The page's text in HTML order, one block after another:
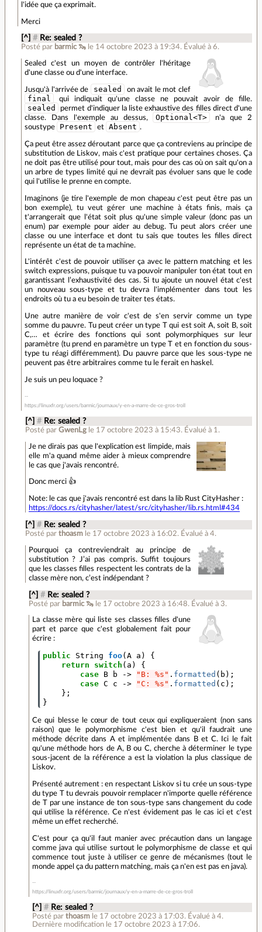
l'idée que ça exprimait.
Merci
[^] # Re: sealed ?
Posté par barmic 🦦 le 14 octobre 2023 à 19:34. Évalué à6.
Sealed c'est un moyen de contrôler l'héritage
d'une classe ou d'une interface.
Jusqu'à l'arrivée de sealed on avait le mot clef
final qui indiquait qu'une classe ne pouvait avoir de fille.
sealed
permet d'indiquer la liste exhaustive des filles direct d'une
classe. Dans l'exemple au dessus,
Optional<T>
n'a que 2
soustype
Present et Absent .
Ça peut être assez déroutant parce que ça contreviens au principe de
substitution de Liskov, mais c'est pratique pour certaines choses. Ça
ne doit pas être utilisé pour tout, mais pour des cas où on sait qu'on a
un arbre de types limité qui ne devrait pas évoluer sans que le code
qui l'utilise le prenne en compte.
Imaginons (je tire l'exemple de mon chapeau c'est peut être pas un
bon exemple), tu veut gérer une machine à états finis, mais ça
t'arrangerait que l'état soit plus qu'une simple valeur (donc pas un
enum) par exemple pour aider au debug. Tu peut alors créer une
classe ou une interface et dont tu sais que toutes les filles direct
représente un état de ta machine.
L'intérêt c'est de pouvoir utiliser ça avec le pattern matching et les
switch expressions, puisque tu va pouvoir manipuler ton état tout en
garantissant l’exhaustivité des cas. Si tu ajoute un nouvel état c'est
un nouveau sous-type et tu devra l'implémenter dans tout les
endroits où tu a eu besoin de traiter tes états.
Une autre manière de voir c'est de s'en servir comme un type
somme du pauvre. Tu peut créer un type T qui est soit A, soit B, soit
C,… et écrire des fonctions qui sont polymorphiques sur leur
paramètre (tu prend en paramètre un type T et en fonction du sous-
type tu réagi différemment). Du pauvre parce que les sous-type ne
peuvent pas être arbitraires comme tu le ferait en haskel.
Je suis un peu loquace ?
https://linuxfr.org/users/barmic/journaux/y-en-a-marre-de-ce-gros-troll
[^] # Re: sealed ?
Posté par GwenLg le 17 octobre 2023 à 15:43. Évalué à 1 .
Je ne dirais pas que l'explication est limpide, mais
elle m'a quand même aider à mieux comprendre
le cas que j'avais rencontré.
Donc merci 👍
Note: le cas que j'avais rencontré est dans la lib Rust CityHasher :
https://docs.rs/cityhasher/latest/src/cityhasher/lib.rs.html#434
[^] # Re: sealed ?
Posté par thoasm le 17 octobre 2023 à 16:02. Évalué à 4.
Pourquoi ça contreviendrait au principe de
substitution ? J’ai pas compris. Suffit toujours
que les classes filles respectent les contrats de la
classe mère non, c’est indépendant ?
[^] # Re: sealed ?
Posté par barmic 🦦 le 17 octobre 2023 à 16:48. Évalué à 3.
La classe mère qui liste ses classes filles d'une
part et parce que c'est globalement fait pour
écrire :
public String foo( A a )
{
return
switch ( a )
{
case
B b -> "B: %s" . formatted ( b );
case C c -> "C: %s" . formatted ( c );
};
}
Ce qui blesse le cœur de tout ceux qui expliqueraient (non sans
raison) que le polymorphisme c'est bien et qu'il faudrait une
méthode décrite dans A et implémentée dans B et C. Ici le fait
qu'une méthode hors de A, B ou C, cherche à déterminer le type
sous-jacent de la référence a est la violation la plus classique de
Liskov.
Présenté autrement : en respectant Liskov si tu crée un sous-type
du type T tu devrais pouvoir remplacer n'importe quelle référence
de T par une instance de ton sous-type sans changement du code
qui utilise la référence. Ce n'est évidement pas le cas ici et c'est
même un effet recherché.
C'est pour ça qu'il faut manier avec précaution dans un langage
comme java qui utilise surtout le polymorphisme de classe et qui
commence tout juste à utiliser ce genre de mécanismes (tout le
monde appel ça du pattern matching, mais ça n'en est pas en java).
https://linuxfr.org/users/barmic/journaux/y-en-a-marre-de-ce-gros-troll
[^] # Re: sealed ?
Posté parthoasm le 17 octobre 2023 à 17:03. Évalué à4.
Dernière modification le 17 octobre 2023 à 17:06.